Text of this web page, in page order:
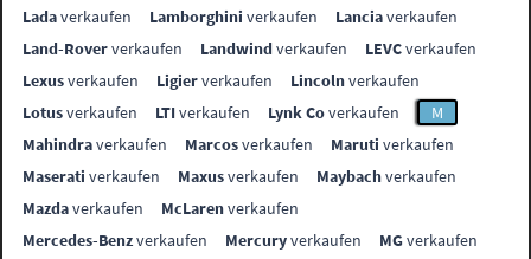
Ladaverkaufen Lamborghini verkaufen Lanciaverkaufen
Land-Roververkaufen Landwindverkaufen LEVCverkaufen
Lexusverkaufen Ligierverkaufen Lincolnverkaufen
Lotusverkaufen LTIverkaufen Lynk Coverkaufen
M
Mahindraverkaufen Marcosverkaufen Maruti verkaufen
Maserati verkaufen Maxusverkaufen Maybachverkaufen
Mazdaverkaufen McLarenverkaufen
Mercedes-Benzverkaufen Mercuryverkaufen MGverkaufen